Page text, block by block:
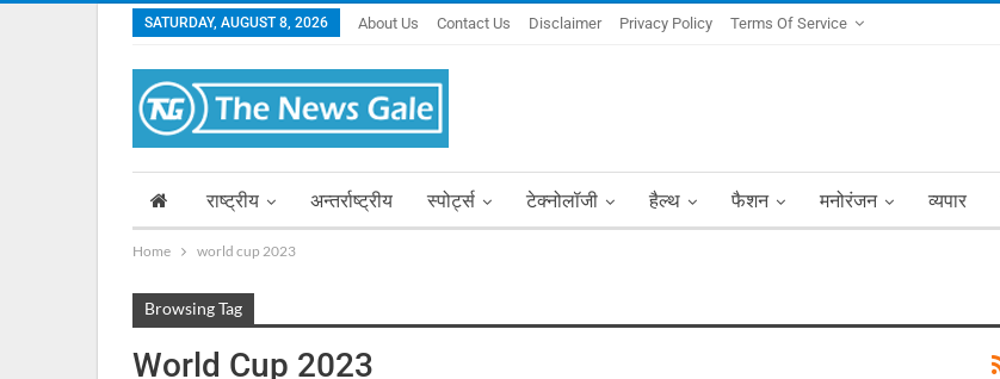
SATURDAY, AUGUST 8, 2026 About Us Contact Us Disclaimer Privacy Policy Terms Of Service
राष्ट्रीय अन्तर्राष्ट्रीय स्पोर्ट्स टेक्नोलॉजी हैल्थ फैशन मनोरंजन व्यपार
Home world cup 2023
Browsing Tag
World Cup 2023